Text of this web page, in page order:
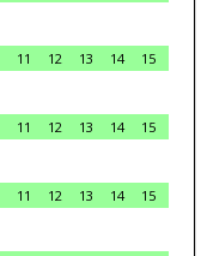
11 12 13 14
15
11 12 13 14
15
11 12 13 14
15